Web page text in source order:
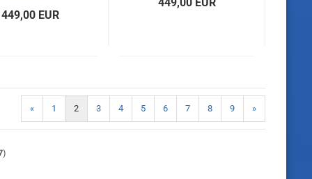
449,00 EUR
« 1 2 3 4 5 6 7 8 9 »
)